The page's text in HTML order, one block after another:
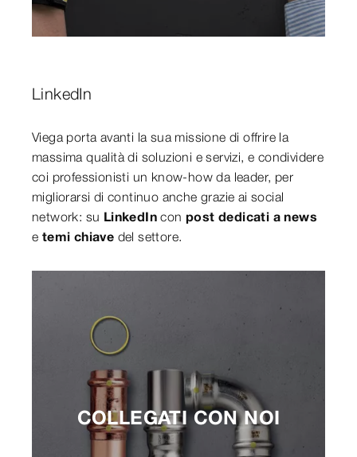
LinkedIn
Viega porta avanti la sua missione di offrire la
massima qualità di soluzioni e servizi, e condividere
coi professionisti un know-how da leader, per
migliorarsi di continuo anche grazie ai social
network: su LinkedIn conpost dedicati a news
e temi chiave del settore.
COLLEGATI CON NOI